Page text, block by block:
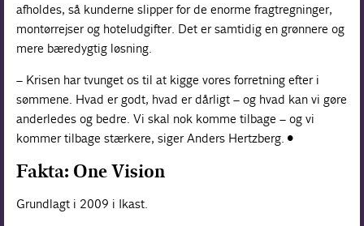
afholdes, så kunderne slipper for de enorme fragtregninger,
montørrejser og hoteludgifter. Det er samtidig en grønnere og
mere bæredygtig løsning.
– Krisen har tvunget os til at kigge vores forretning efter i
sømmene. Hvad er godt, hvad er dårligt – og hvad kan vi gøre
anderledes og bedre. Vi skal nok komme tilbage – og vi
kommer tilbage stærkere, siger Anders Hertzberg. •
Fakta: One Vision
Grundlagt i 2009 i Ikast.